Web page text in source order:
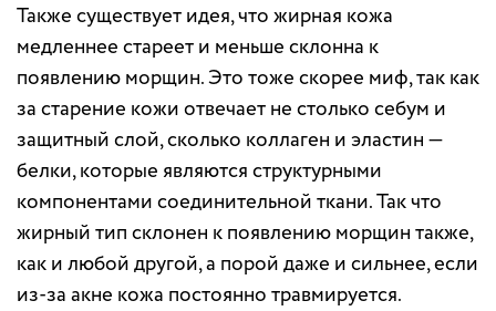
Также существует идея, что жирная кожа
медленнее стареет и меньше склонна к
появлению морщин. Это тоже скорее миф, так как
за старение кожи отвечает не столько себум и
защитный слой, сколько коллаген и эластин —
белки, которые являются структурными
компонентами соединительной ткани. Так что
жирный тип склонен к появлению морщин также,
как и любой другой, а порой даже и сильнее, если
из-за акне кожа постоянно травмируется.